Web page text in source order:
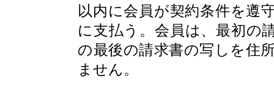
以内に会員が契約条件を遵
に支払う。会員は、最初の
の最後の請求書の写しを住
ません。